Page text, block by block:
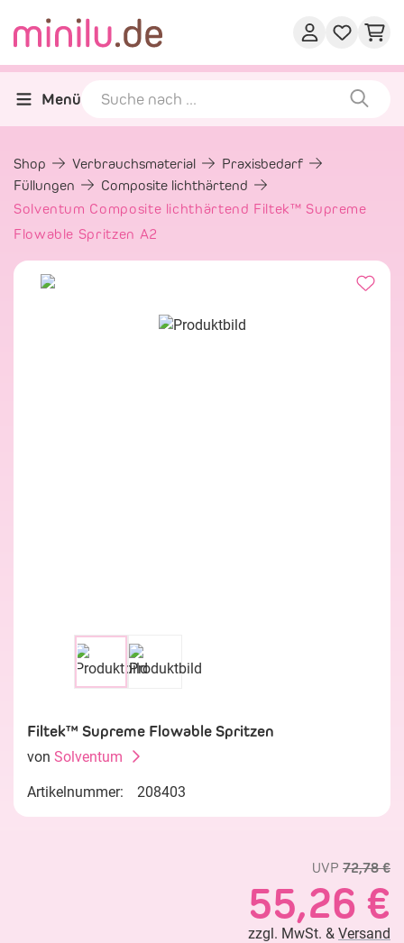
Menü
Shop Verbrauchsmaterial
Praxisbedarf
Füllungen
Composite lichthärtend
Solventum Composite lichthärtend Filtek™ Supreme
Flowable Spritzen A2
Filtek™ Supreme Flowable Spritzen
von Solventum
Artikelnummer: 208403
UVP 72,78 €
55,26 €
zzgl. MwSt. & Versand